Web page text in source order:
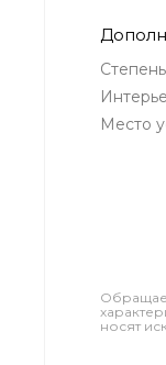
Место
носят